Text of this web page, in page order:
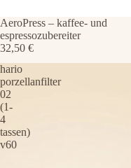
AeroPress – kaffee- und
espressozubereiter
32,50 €
hario
porzellanfilter
02
(1-
4
tassen)
v60